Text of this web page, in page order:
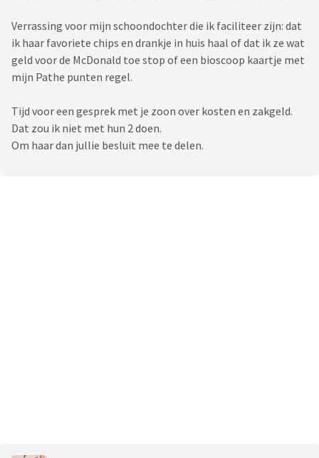
Verrassing voor mijn schoondochter die ik faciliteer zijn: dat
ik haar favoriete chips en drankje in huis haal of dat ik ze wat
geld voor de McDonald toe stop of een bioscoop kaartje met
mijn Pathe punten regel.
Tijd voor een gesprek met je zoon over kosten en zakgeld.
Dat zou ik niet met hun 2 doen.
Om haar dan jullie besluit mee te delen.